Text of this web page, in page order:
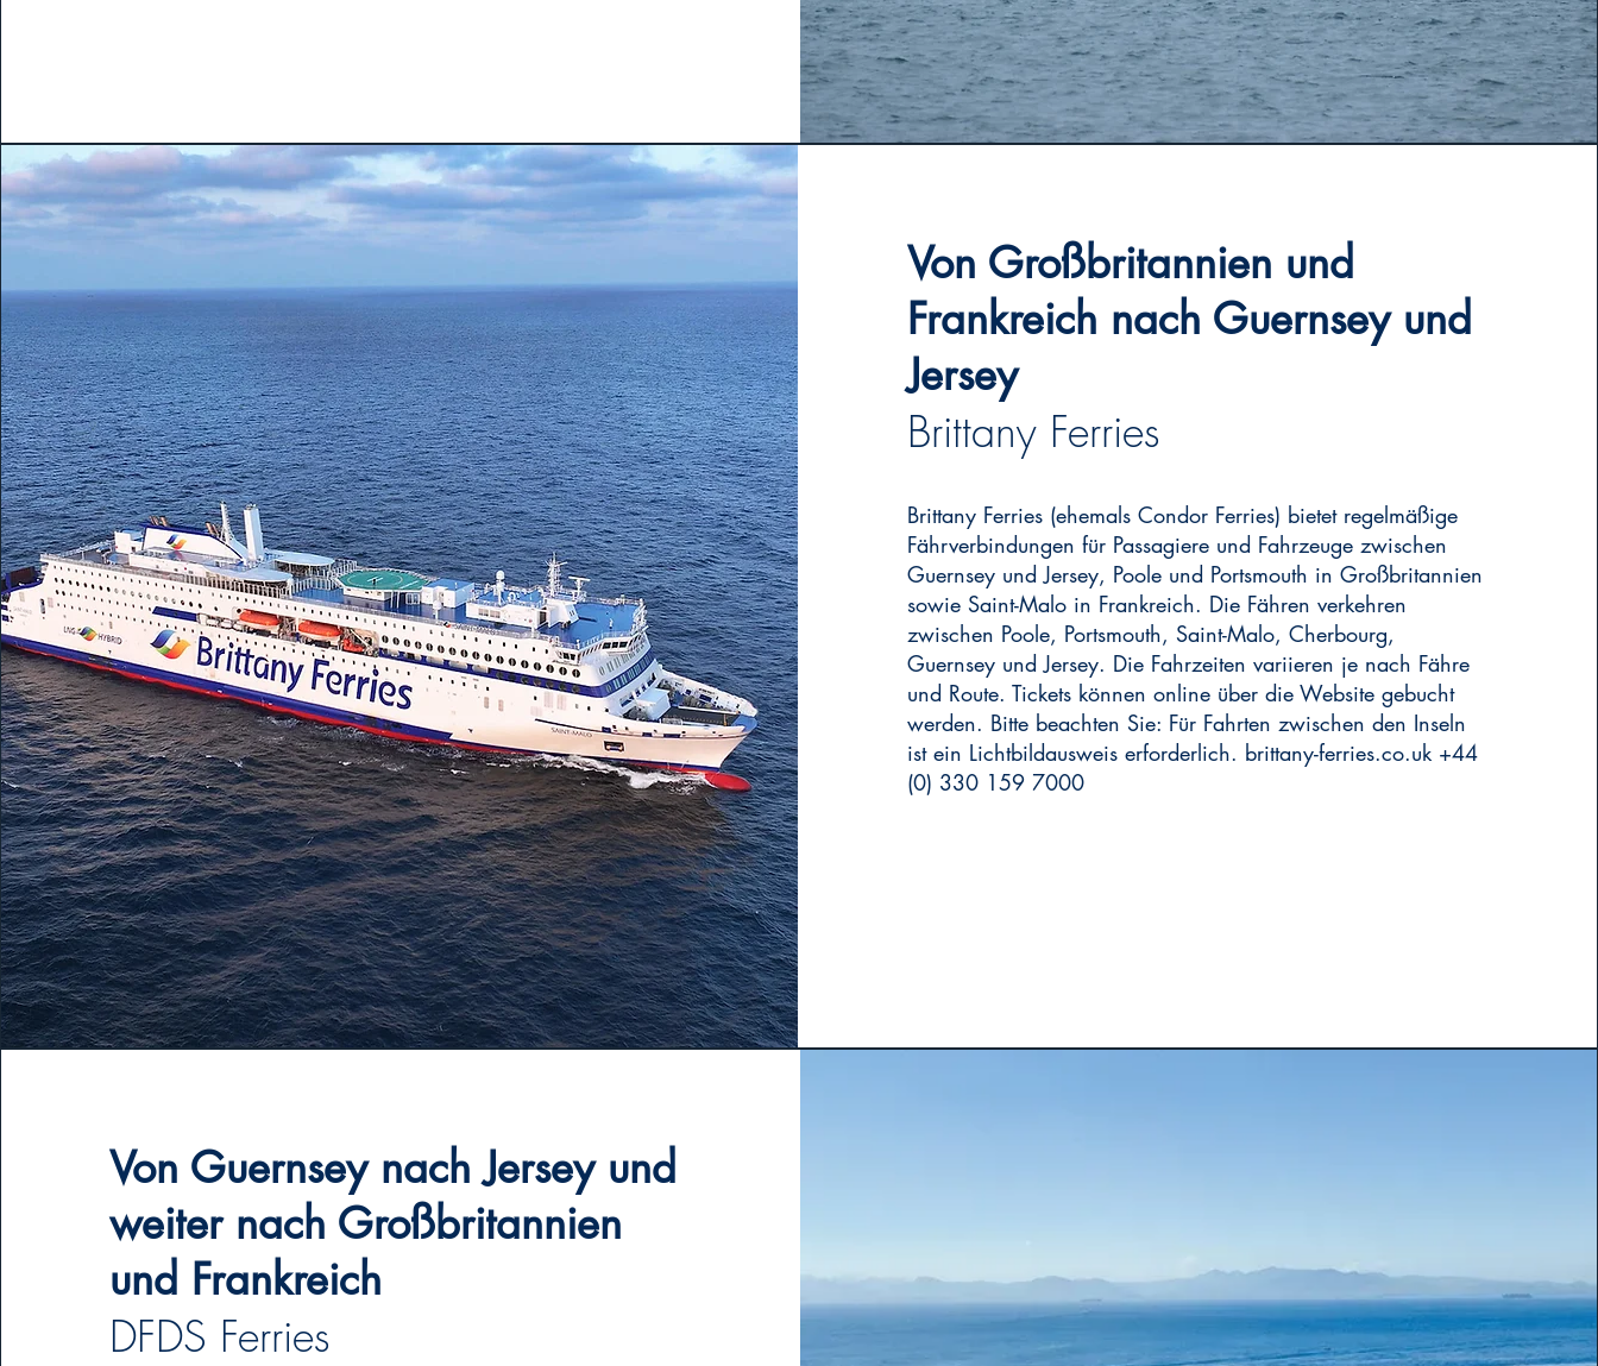
Von Großbritannien und
Frankreich nach Guernsey und
Jersey
Brittany Ferries
Brittany Ferries (ehemals Condor Ferries) bietet regelmäßige
Fährverbindungen für Passagiere und Fahrzeuge zwischen
Guernsey und Jersey, Poole und Portsmouth in Großbritannien
sowie Saint-Malo in Frankreich. Die Fähren verkehren
zwischen Poole, Portsmouth, Saint-Malo, Cherbourg,
Guernsey und Jersey. Die Fahrzeiten variieren je nach Fähre
und Route. Tickets können online über die Website gebucht
werden. Bitte beachten Sie: Für Fahrten zwischen den Inseln
ist ein Lichtbildausweis erforderlich. brittany-ferries.co.uk +44
(0) 330 159 7000
Von Guernsey nach Jersey und
weiter nach Großbritannien
und Frankreich
DFDS Ferries